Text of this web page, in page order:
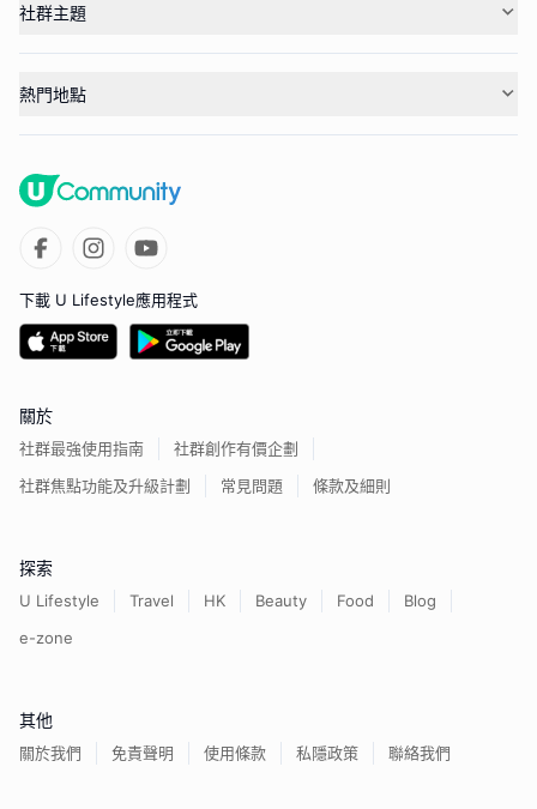
社群主題
熱門地點
下載 U Lifestyle應用程式
關於
社群最強使用指南
社群創作有價企劃
社群焦點功能及升級計劃
常見問題 條款及細則
探索
U Lifestyle Travel HK Beauty Food
Blog
e-zone
其他
關於我們 免責聲明 使用條款 私隱政策 聯絡我們